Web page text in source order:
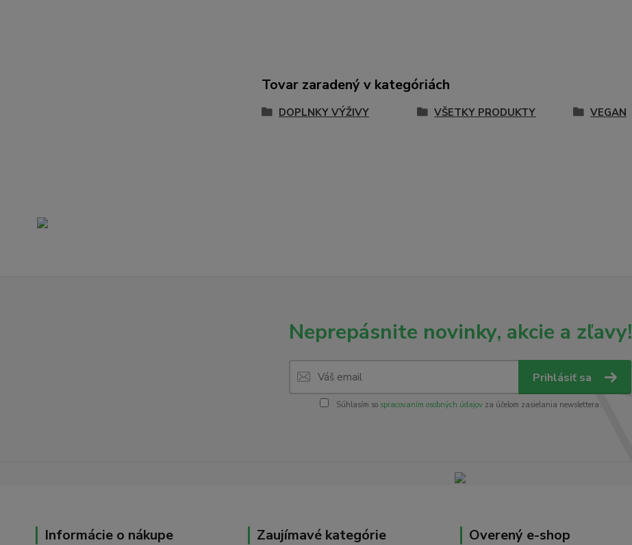
Tovar zaradený v kategóriách
DOPLNKY VÝŽIVY VŠETKY PRODUKTY VEGAN
Neprepásnite novinky, akcie a zľavy!
Prihlásiť sa
Súhlasím so spracovaním osobných údajovza účelom zasielania newslettera.
Informácie o nákupe Zaujímavé kategórie Overený e-shop